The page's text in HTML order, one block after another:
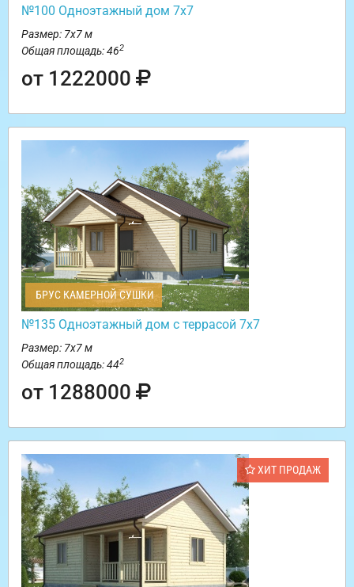
№100 Одноэтажный дом 7х7
Размер: 7х7 м
Общая площадь: 462
от 1222000
БРУС КАМЕРНОЙ СУШКИ
№135 Одноэтажный дом с террасой 7х7
Размер: 7х7 м
Общая площадь: 442
от 1288000
ХИТ ПРОДАЖ